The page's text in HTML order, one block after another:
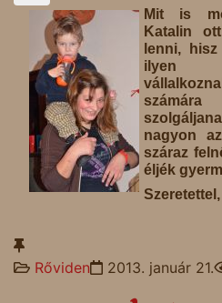
Mit is
Katalin
lenni,
ilyen
nagyon
száraz
éljék
Szeretettel,
Rőviden 2013. január 21.